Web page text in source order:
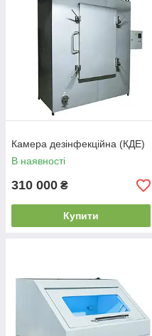
Камера дезінфекційна (КДЕ)
В наявності
310 000 ₴
Купити